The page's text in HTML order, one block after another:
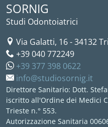
SORNIG
Studi Odontoiatrici
Via Galatti, 16-34132
+39 040 772249
+39 377 398 0622
info@studiosornig.it
Direttore Sanitario: Dott.
iscritto all'Ordine dei Medici
Trieste n.° 553.
Autorizzazione Sanitaria